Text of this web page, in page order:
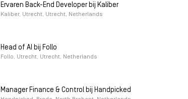
Ervaren Back-End Developer bij Kaliber
Kaliber, Utrecht, Utrecht, Netherlands
Head of AI bij Follo
Follo, Utrecht, Utrecht, Netherlands
Manager Finance & Control bij Handpicked